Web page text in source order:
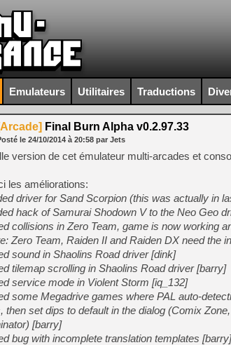
Emulateurs Utilitaires Traductions
Final Burn Alpha v0.2.97.33
le 24/10/2014 à 20:58 par Jets
version de cet émulateur multi-arcades et
les améliorations:
driver for Sand Scorpion (this was actually in
hack of Samurai Shodown V to the Neo Geo
collisions in Zero Team, game is now working
Zero Team, Raiden II and Raiden DX need the
sound in Shaolins Road driver [dink]
tilemap scrolling in Shaolins Road driver [barry]
service mode in Violent Storm [iq_132]
some Megadrive games where PAL auto-
then set dips to default in the dialog (Comix
[barry]
bug with incomplete translation templates [barry]